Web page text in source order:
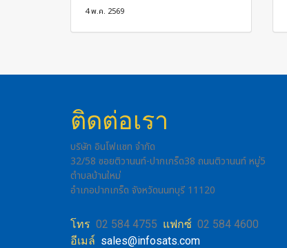
4 พ.ค. 2569
ติดต่อเรา
บริษัท อินโฟแซท จำกัด
32/58 ซอยติวานนท์-ปากเกร็ด38 ถนนติวานนท์ หมู่5
ตำบลบ้านใหม่
อำเภอปากเกร็ด จังหวัดนนทบุรี 11120
โทร 02 584 4755 แฟกซ์ 02 584 4600
อีเมล์ sales@infosats.com